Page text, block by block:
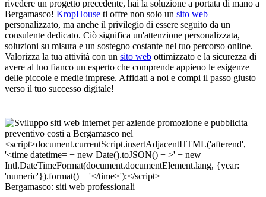
rivedere un progetto precedente, hai la soluzione a portata di mano a
Bergamasco! KropHouse ti offre non solo un sito web
personalizzato, ma anche il privilegio di essere seguito da un
consulente dedicato. Ciò significa un'attenzione personalizzata,
soluzioni su misura e un sostegno costante nel tuo percorso online.
Valorizza la tua attività con un sito web ottimizzato e la sicurezza di
avere al tuo fianco un esperto che comprende appieno le esigenze
delle piccole e medie imprese. Affidati a noi e compi il passo giusto
verso il tuo successo digitale!
Bergamasco: siti web professionali